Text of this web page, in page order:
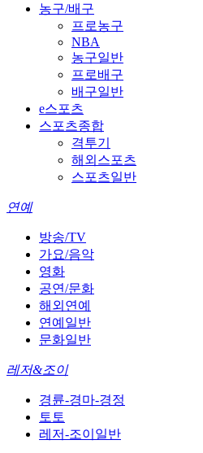
농구/배구
프로농구
NBA
농구일반
프로배구
배구일반
e스포츠
스포츠종합
격투기
해외스포츠
스포츠일반
연예
방송/TV
가요/음악
영화
공연/문화
해외연예
연예일반
문화일반
레저&조이
경륜-경마-경정
토토
레저-조이일반